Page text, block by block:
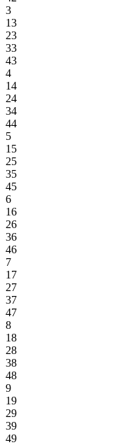
3
13
23
33
43
4
14
24
34
44
5
15
25
35
45
6
16
26
36
46
7
17
27
37
47
8
18
28
38
48
9
19
29
39
49